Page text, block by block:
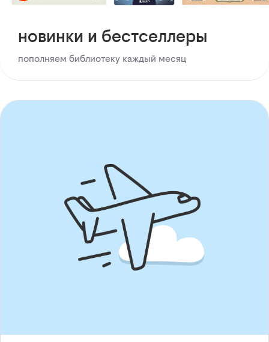
новинки и бестселлеры
пополняем библиотеку каждый месяц